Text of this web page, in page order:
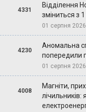
4331
Відділення
зміниться з
01 серпня 2026
4230
Аномальна
попередили
01 серпня 2026
4008
Магніти,
лічильників: